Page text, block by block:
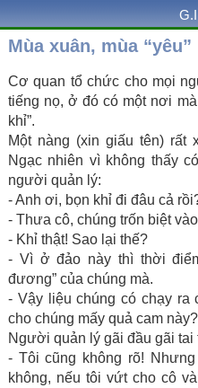
Mùa xuân, mùa “yêu”
Cơ quan tổ chức cho mọi
tiếng nọ, ở đó có một nơi
khỉ”.
Một nàng (xin giấu tên) rất
Ngạc nhiên vì không thấy
người quản lý:
- Anh ơi, bọn khỉ đi đâu cả
- Thưa cô, chúng trốn biệt
- Khỉ thật! Sao lại thế?
- Vì ở đảo này thì thời
đương” của chúng mà.
- Vậy liệu chúng có chạy
cho chúng mấy quả cam này?
Người quản lý gãi đầu gãi tai
- Tôi cũng không rõ!
không, nếu tôi vứt cho cô